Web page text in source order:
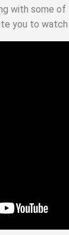
with some
you to